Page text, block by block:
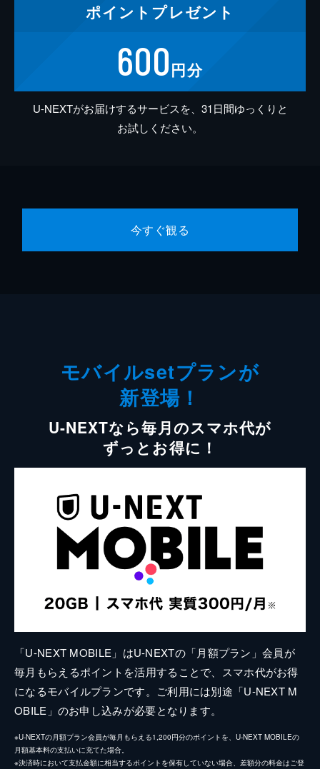
ポイント プレゼント
600円分
U-NEXTがお届けするサービスを、31日間ゆっくりと
お試しください。
今すぐ観る
モバイルsetプランが
新登場！
U-NEXTなら毎月のスマホ代が
ずっとお得に！
「U-NEXT MOBILE」はU-NEXTの「月額プラン」会員が
毎月もらえるポイントを活用することで、スマホ代がお得
になるモバイルプランです。ご利用には別途「U-NEXT M
OBILE」のお申し込みが必要となります。
※U-NEXTの月額プラン会員が毎月もらえる1,200円分のポイントを、U-NEXT MOBILEの
月額基本料の支払いに充てた場合。
※決済時において支払金額に相当するポイントを保有していない場合、差額分の料金はご登